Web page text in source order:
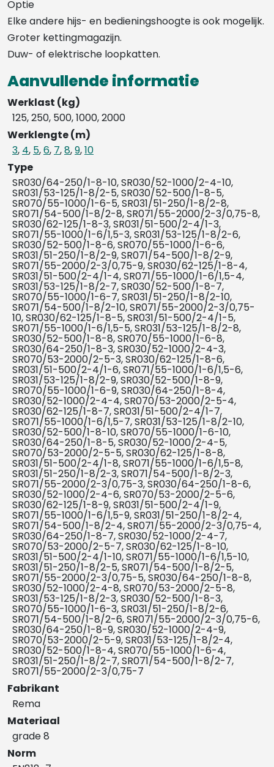
Optie
Elke andere hijs- en bedieningshoogte is ook mogelijk.
Groter kettingmagazijn.
Duw- of elektrische loopkatten.
Aanvullende informatie
Werklast (kg)
125, 250, 500, 1000, 2000
Werklengte (m)
3, 4, 5,6, 7,8,9,10
Type
SR030/64-250/1-8-10, SR030/52-1000/2-4-10,
SR031/53-125/1-8/2-5, SR030/52-500/1-8-5,
SR070/55-1000/1-6-5, SR031/51-250/1-8/2-8,
SR071/54-500/1-8/2-8, SR071/55-2000/2-3/0,75-8,
SR030/62-125/1-8-3, SR031/51-500/2-4/1-3,
SR071/55-1000/1-6/1,5-3, SR031/53-125/1-8/2-6,
SR030/52-500/1-8-6, SR070/55-1000/1-6-6,
SR031/51-250/1-8/2-9, SR071/54-500/1-8/2-9,
SR071/55-2000/2-3/0,75-9, SR030/62-125/1-8-4,
SR031/51-500/2-4/1-4, SR071/55-1000/1-6/1,5-4,
SR031/53-125/1-8/2-7, SR030/52-500/1-8-7,
SR070/55-1000/1-6-7, SR031/51-250/1-8/2-10,
SR071/54-500/1-8/2-10, SR071/55-2000/2-3/0,75-
10, SR030/62-125/1-8-5, SR031/51-500/2-4/1-5,
SR071/55-1000/1-6/1,5-5, SR031/53-125/1-8/2-8,
SR030/52-500/1-8-8, SR070/55-1000/1-6-8,
SR030/64-250/1-8-3, SR030/52-1000/2-4-3,
SR070/53-2000/2-5-3, SR030/62-125/1-8-6,
SR031/51-500/2-4/1-6, SR071/55-1000/1-6/1,5-6,
SR031/53-125/1-8/2-9, SR030/52-500/1-8-9,
SR070/55-1000/1-6-9, SR030/64-250/1-8-4,
SR030/52-1000/2-4-4, SR070/53-2000/2-5-4,
SR030/62-125/1-8-7, SR031/51-500/2-4/1-7,
SR071/55-1000/1-6/1,5-7, SR031/53-125/1-8/2-10,
SR030/52-500/1-8-10, SR070/55-1000/1-6-10,
SR030/64-250/1-8-5, SR030/52-1000/2-4-5,
SR070/53-2000/2-5-5, SR030/62-125/1-8-8,
SR031/51-500/2-4/1-8, SR071/55-1000/1-6/1,5-8,
SR031/51-250/1-8/2-3, SR071/54-500/1-8/2-3,
SR071/55-2000/2-3/0,75-3, SR030/64-250/1-8-6,
SR030/52-1000/2-4-6, SR070/53-2000/2-5-6,
SR030/62-125/1-8-9, SR031/51-500/2-4/1-9,
SR071/55-1000/1-6/1,5-9, SR031/51-250/1-8/2-4,
SR071/54-500/1-8/2-4, SR071/55-2000/2-3/0,75-4,
SR030/64-250/1-8-7, SR030/52-1000/2-4-7,
SR070/53-2000/2-5-7, SR030/62-125/1-8-10,
SR031/51-500/2-4/1-10, SR071/55-1000/1-6/1,5-10,
SR031/51-250/1-8/2-5, SR071/54-500/1-8/2-5,
SR071/55-2000/2-3/0,75-5, SR030/64-250/1-8-8,
SR030/52-1000/2-4-8, SR070/53-2000/2-5-8,
SR031/53-125/1-8/2-3, SR030/52-500/1-8-3,
SR070/55-1000/1-6-3, SR031/51-250/1-8/2-6,
SR071/54-500/1-8/2-6, SR071/55-2000/2-3/0,75-6,
SR030/64-250/1-8-9, SR030/52-1000/2-4-9,
SR070/53-2000/2-5-9, SR031/53-125/1-8/2-4,
SR030/52-500/1-8-4, SR070/55-1000/1-6-4,
SR031/51-250/1-8/2-7, SR071/54-500/1-8/2-7,
SR071/55-2000/2-3/0,75-7
Fabrikant
Rema
Materiaal
grade 8
Norm